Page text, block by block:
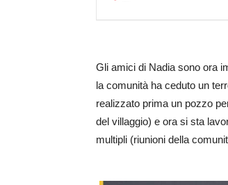
Gli amici di Nadia sono ora
la comunità ha ceduto un
realizzato prima un pozzo
del villaggio) e ora si sta
multipli (riunioni della